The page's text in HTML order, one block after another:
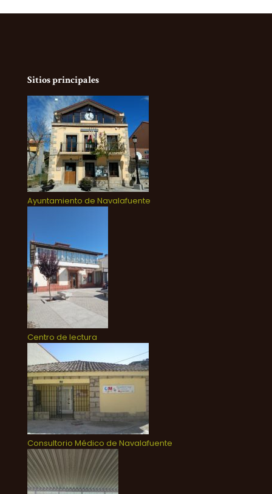
Sitios principales
Ayuntamiento de Navalafuente
Centro de lectura
Consultorio Médico de Navalafuente